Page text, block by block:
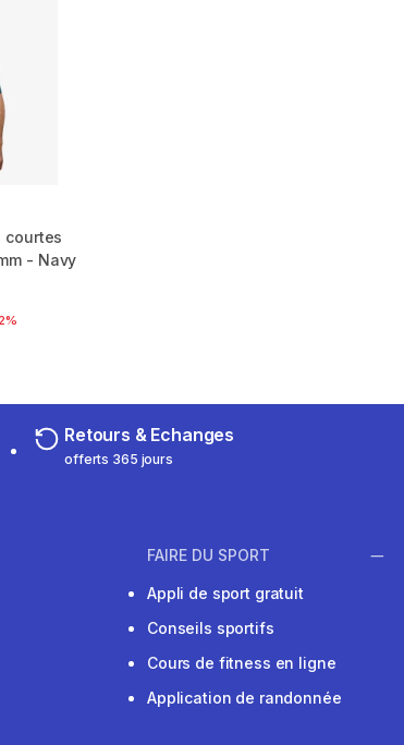
courtes
- Navy
248 reviews
Retours & Echanges
offerts 365 jours
FAIRE DU SPORT
Appli de sport gratuit
Conseils sportifs
Cours de fitness en ligne
Application de randonnée